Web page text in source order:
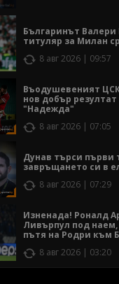
Българинът
титуляр за Милан
8 авг 2026 | 09:57
Въодушевеният
нов добър
"Надежда"
8 авг 2026 | 07:05
Дунав търси първи
завръщането си в
8 авг 2026 | 07:29
Изненада! Роналд
Ливърпул под наем,
пътя на Родри към
8 авг 2026 | 03:20